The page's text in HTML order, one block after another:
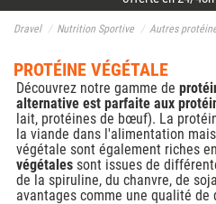
Dravel Nutrition Sportive Autres
PROTÉINE VÉGÉTALE
Découvrez notre gamme de
alternative est parfaite aux
lait, protéines de bœuf). La
la viande dans l'alimentation
végétale sont également riches
végétales sont issues de
de la spiruline, du chanvre, de
avantages comme une qualité